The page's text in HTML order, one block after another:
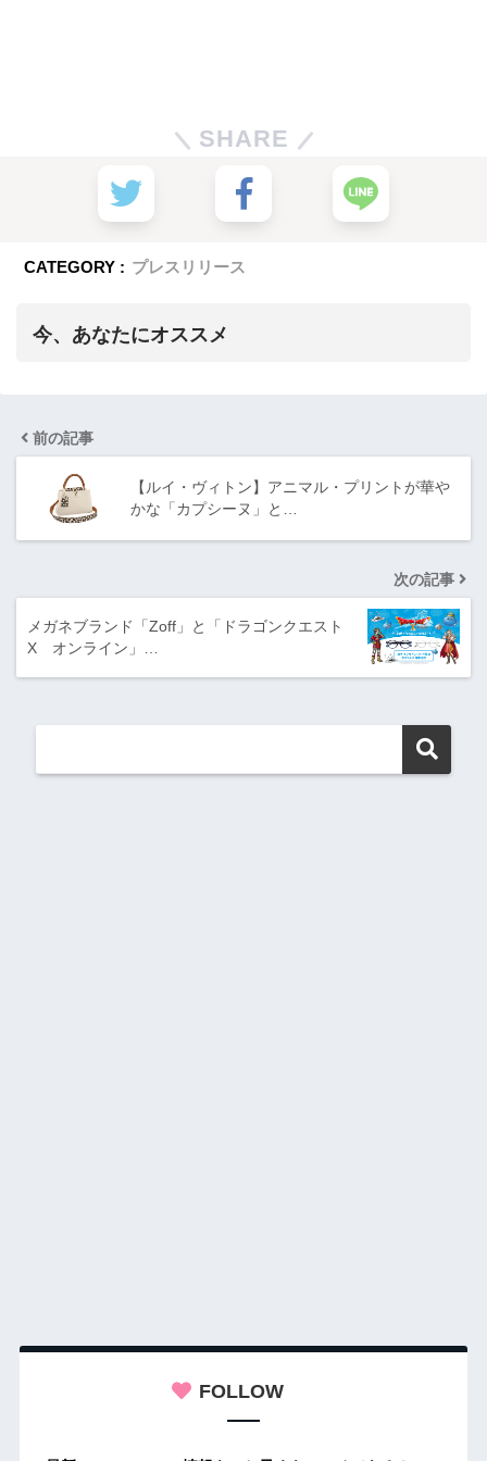
SHARE
CATEGORY : プレスリリース
今、あなたにオススメ
前の記事
【ルイ・ヴィトン】アニマル・プリントが華や
かな「カプシーヌ」と…
次の記事
メガネブランド「Zoff」と「ドラゴンクエスト
X オンライン」…
FOLLOW